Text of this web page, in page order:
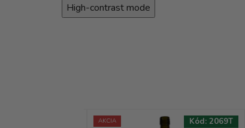
High-contrast mode
AKCIA Kód: 2069T